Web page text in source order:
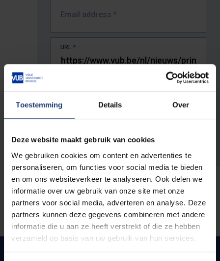
Toestemming Details Over
Deze website maakt gebruik van cookies
We gebruiken cookies om content en advertenties te
personaliseren, om functies voor social media te bieden
en om ons websiteverkeer te analyseren. Ook delen we
informatie over uw gebruik van onze site met onze
partners voor social media, adverteren en analyse. Deze
partners kunnen deze gegevens combineren met andere
informatie die u aan ze heeft verstrekt of die ze hebben
verzameld op basis van uw gebruik van hun services.
Email address *
URL *
The full URL of the page where you encountered the error.